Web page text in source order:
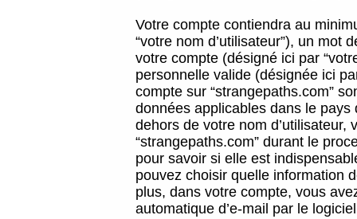
Votre compte contiendra au
“votre nom d’utilisateur”), un mot
votre compte (désigné ici par
personnelle valide (désignée ici
compte sur “strangepaths.com”
données applicables dans le
dehors de votre nom
“strangepaths.com” durant le
pour savoir si elle est
pouvez choisir quelle information
plus, dans votre compte, vous
automatique d’e-mail par le